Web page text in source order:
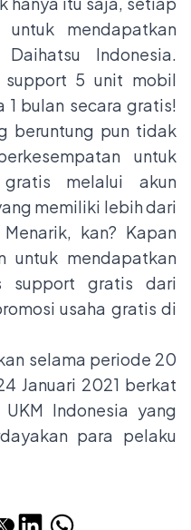
mendapatkan
Indonesia.
support 5 unit mobil
1 bulan secara gratis!
beruntung pun tidak
untuk
melalui akun
memiliki lebih dari
kan? Kapan
untuk mendapatkan
support gratis dari
usaha gratis di
selama periode 20
Januari 2021 berkat
Indonesia yang
para pelaku